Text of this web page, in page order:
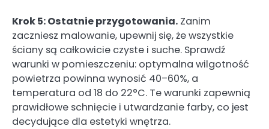
Krok 5: Ostatnie przygotowania. Zanim
zaczniesz malowanie, upewnij się, że wszystkie
ściany są całkowicie czyste i suche. Sprawdź
warunki w pomieszczeniu: optymalna wilgotność
powietrza powinna wynosić 40–60%, a
temperatura od 18 do 22°C. Te warunki zapewnią
prawidłowe schnięcie i utwardzanie farby, co jest
decydujące dla estetyki wnętrza.